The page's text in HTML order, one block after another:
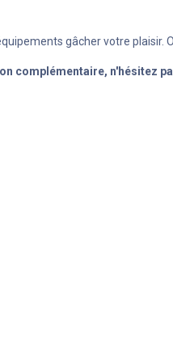
gâcher votre
complémentaire, n'hésitez